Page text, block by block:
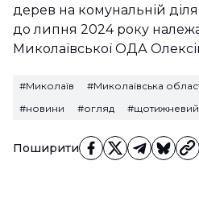
Поширити
дерев на комунальній
до липня 2024 року
Миколаївської ОДА
#Миколаїв #Миколаївська
#новини
#огляд